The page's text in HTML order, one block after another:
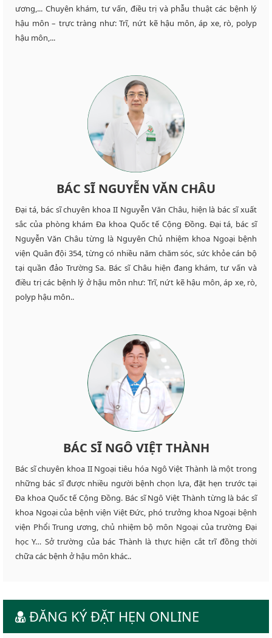
ương,... Chuyên khám, tư vấn, điều trị và phẫu thuật các bệnh lý
hậu môn – trực tràng như: Trĩ, nứt kẽ hậu môn, áp xe, rò, polyp
hậu môn,...
BÁC SĨ NGUYỄN VĂN CHÂU
Đại tá, bác sĩ chuyên khoa II Nguyễn Văn Châu, hiện là bác sĩ xuất
sắc của phòng khám Đa khoa Quốc tế Cộng Đồng. Đại tá, bác sĩ
Nguyễn Văn Châu từng là Nguyên Chủ nhiệm khoa Ngoại bệnh
viện Quân đội 354, từng có nhiều năm chăm sóc, sức khỏe cán bộ
tại quần đảo Trường Sa. Bác sĩ Châu hiện đang khám, tư vấn và
điều trị các bệnh lý ở hậu môn như: Trĩ, nứt kẽ hậu môn, áp xe, rò,
polyp hậu môn..
BÁC SĨ NGÔ VIỆT THÀNH
Bác sĩ chuyên khoa II Ngoại tiêu hóa Ngô Việt Thành là một trong
những bác sĩ được nhiều người bệnh chọn lựa, đặt hẹn trước tại
Đa khoa Quốc tế Cộng Đồng. Bác sĩ Ngô Việt Thành từng là bác sĩ
khoa Ngoại của bệnh viện Việt Đức, phó trưởng khoa Ngoại bệnh
viện Phổi Trung ương, chủ nhiệm bộ môn Ngoại của trường Đại
học Y… Sở trường của bác Thành là thực hiện cắt trĩ đồng thời
chữa các bệnh ở hậu môn khác..
ĐĂNG KÝ ĐẶT HẸN ONLINE